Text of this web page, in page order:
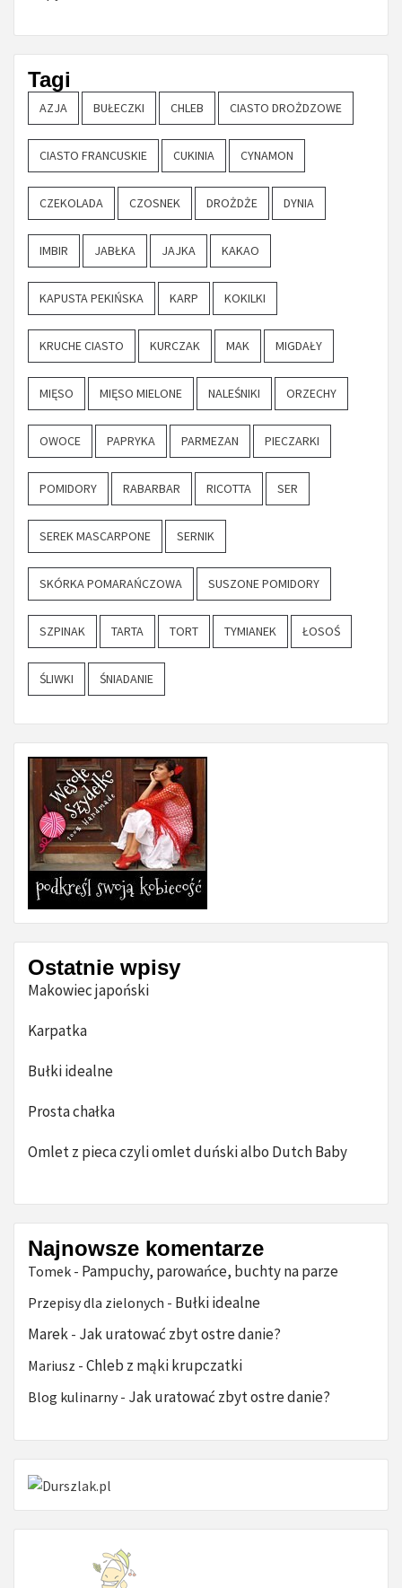
Tagi
AZJA BUŁECZKI CHLEB CIASTO DROŻDZOWE
CIASTO FRANCUSKIE CUKINIA CYNAMON
CZEKOLADA CZOSNEK DROŻDŻE DYNIA
IMBIR JABŁKA JAJKA KAKAO
KAPUSTA PEKIŃSKA KARP KOKILKI
KRUCHE CIASTO KURCZAK MAK MIGDAŁY
MIĘSO MIĘSO MIELONE NALEŚNIKI ORZECHY
OWOCE PAPRYKA PARMEZAN PIECZARKI
POMIDORY RABARBAR RICOTTA SER
SEREK MASCARPONE SERNIK
SKÓRKA POMARAŃCZOWA SUSZONE POMIDORY
SZPINAK TARTA TORT TYMIANEK ŁOSOŚ
ŚLIWKI ŚNIADANIE
Ostatnie wpisy
Makowiec japoński
Karpatka
Bułki idealne
Prosta chałka
Omlet z pieca czyli omlet duński albo Dutch Baby
Najnowsze komentarze
Tomek - Pampuchy, parowańce, buchty na parze
Przepisy dla zielonych - Bułki idealne
Marek - Jak uratować zbyt ostre danie?
Mariusz - Chleb z mąki krupczatki
Blog kulinarny- Jak uratować zbyt ostre danie?